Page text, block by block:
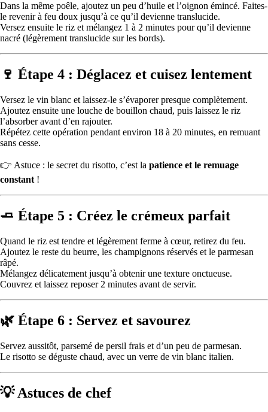
Dans la même poêle, ajoutez un peu d’huile et l’oignon émincé. Faites-
le revenir à feu doux jusqu’à ce qu’il devienne translucide.
Versez ensuite le riz et mélangez 1 à 2 minutes pour qu’il devienne
nacré (légèrement translucide sur les bords).
🍷 Étape 4 : Déglacez et cuisez lentement
Versez le vin blanc et laissez-le s’évaporer presque complètement.
Ajoutez ensuite une louche de bouillon chaud, puis laissez le riz
l’absorber avant d’en rajouter.
Répétez cette opération pendant environ 18 à 20 minutes, en remuant
sans cesse.
👉 Astuce : le secret du risotto, c’est la patience et le remuage
constant !
🧈 Étape 5 : Créez le crémeux parfait
Quand le riz est tendre et légèrement ferme à cœur, retirez du feu.
Ajoutez le reste du beurre, les champignons réservés et le parmesan
râpé.
Mélangez délicatement jusqu’à obtenir une texture onctueuse.
Couvrez et laissez reposer 2 minutes avant de servir.
🌿 Étape 6 : Servez et savourez
Servez aussitôt, parsemé de persil frais et d’un peu de parmesan.
Le risotto se déguste chaud, avec un verre de vin blanc italien.
💡 Astuces de chef